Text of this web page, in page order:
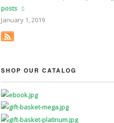
posts
January 1, 2019
SHOP OUR CATALOG